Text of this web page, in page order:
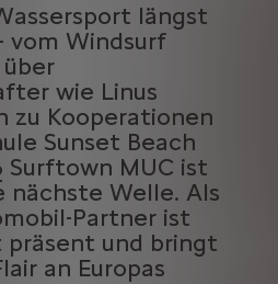
längst
vom Windsurf
wie Linus
zu Kooperationen
Sunset Beach
Surftown MUC ist
Welle. Als
Partner ist
und bringt
an Europas